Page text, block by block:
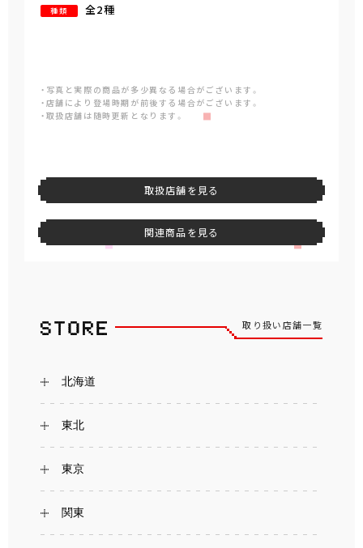
種類 全2種
・写真と実際の商品が多少異なる場合がございます。
・店舗により登場時期が前後する場合がございます。
・取扱店舗は随時更新となります。
取扱店舗を見る
関連商品を見る
取り扱い店舗一覧
北海道
東北
東京
関東